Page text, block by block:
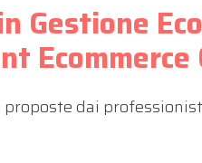
Gestione
Ecommerce
dai